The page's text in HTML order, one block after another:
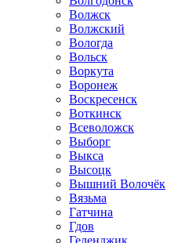
Волжск
Волжский
Вологда
Вольск
Воркута
Воронеж
Воскресенск
Воткинск
Всеволожск
Выборг
Выкса
Высоцк
Вышний Волочёк
Вязьма
Гатчина
Гдов
Геленджик